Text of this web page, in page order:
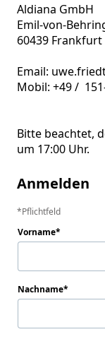
Aldiana GmbH
Emil-von-
60439 Frankfurt
Email:
Mobil: +49 /
Bitte beachtet,
um 17:00 Uhr.
Anmelden
Pflichtfeld
Vorname
Nachname